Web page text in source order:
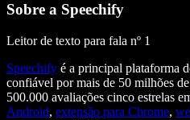
Sobre a Speechify
Leitor de texto para fala nº 1
Speechify é a principal plataforma
confiável por mais de 50 milhões
500.000 avaliações cinco estrelas
Android, extensão para Chrome,